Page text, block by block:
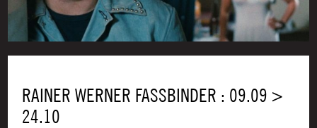
RAINER WERNER FASSBINDER : 09.09 >
24.10